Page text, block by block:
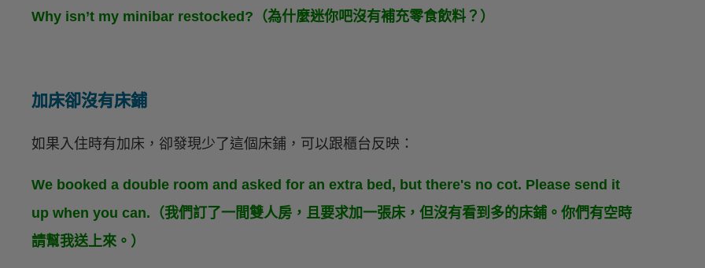
Why isn’t my minibar restocked?（為什麼迷你吧沒有補充零食飲料？）
加床卻沒有床鋪
如果入住時有加床，卻發現少了這個床鋪，可以跟櫃台反映：
We booked a double room and asked for an extra bed, but there's no cot. Please send it
up when you can.（我們訂了一間雙人房，且要求加一張床，但沒有看到多的床鋪。你們有空時
請幫我送上來。）